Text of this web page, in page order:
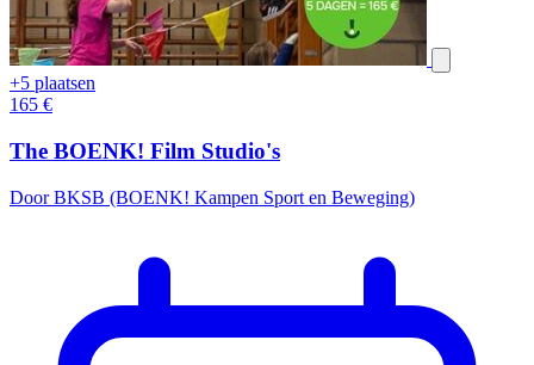
+5 plaatsen
165 €
The BOENK! Film Studio's
Door BKSB (BOENK! Kampen Sport en Beweging)